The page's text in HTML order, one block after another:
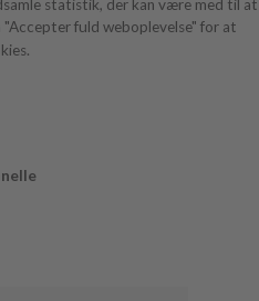
statistik, der kan være med til at
fuld weboplevelse" for at
Facebook